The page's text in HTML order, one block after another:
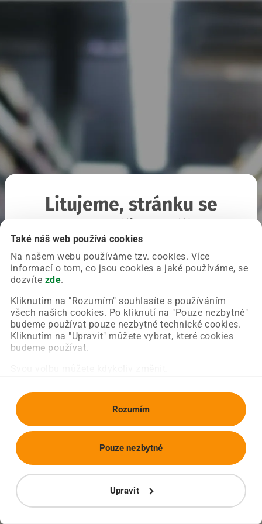
Také náš web používá cookies
Na našem webu používáme tzv. cookies. Více
informací o tom, co jsou cookies a jaké používáme, se
dozvíte zde.
Kliknutím na "Rozumím" souhlasíte s používáním
všech našich cookies. Po kliknutí na "Pouze nezbytné"
budeme používat pouze nezbytné technické cookies.
Kliknutím na "Upravit" můžete vybrat, které cookies
budeme používat.
Rozumím
Upravit
Pouze nezbytné
Litujeme, stránku se
Chyba nastala na naší straně a už ji opravujeme.
Zkuste prosím znovu načíst požadovanou stránku.
Obnovit stránku Úvodní strana